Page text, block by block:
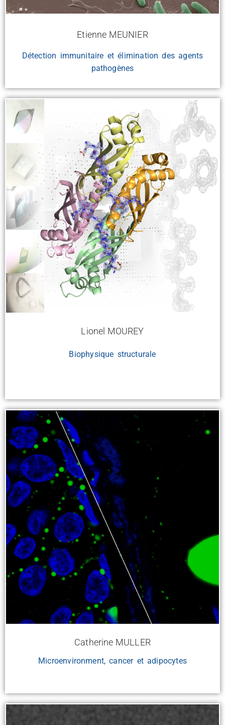
Etienne MEUNIER
Détection immunitaire et élimination des agents
pathogènes
Lionel MOUREY
Biophysique structurale
Catherine MULLER
Microenvironment, cancer et adipocytes